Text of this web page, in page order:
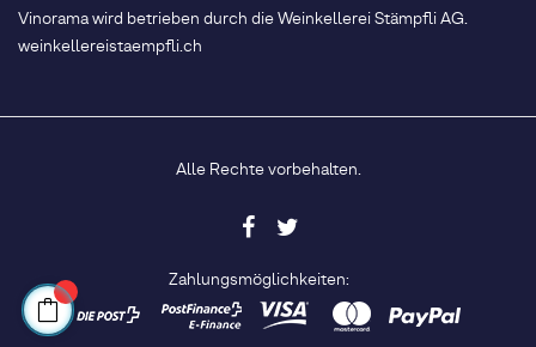
Vinorama wird betrieben durch die Weinkellerei Stämpfli AG.
weinkellereistaempfli.ch
Alle Rechte vorbehalten.
Zahlungsmöglichkeiten: